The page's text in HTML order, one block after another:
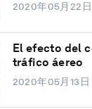
2020年05月22日
El efecto del
tráfico áereo
2020年05月13日